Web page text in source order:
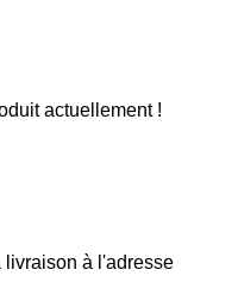
actuellement !
livraison à l'adresse